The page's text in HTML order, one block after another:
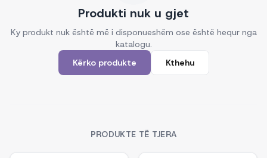
Produkti nuk u gjet
Ky produkt nuk është më i disponueshëm ose është hequr nga
katalogu.
Kërko produkte
Kthehu
PRODUKTE TË TJERA